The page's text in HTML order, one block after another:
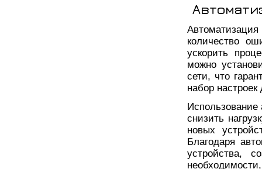
количество
ускорить
можно
сети, что
набор
Использование
снизить
новых
Благодаря
устройства,